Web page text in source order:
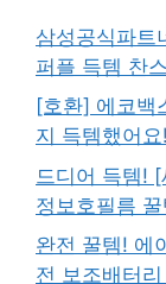
삼성공식파트
퍼플 득템 찬
[호환] 에코백
지 득템했어요!
드디어 득템!
정보호필름
완전 꿀템! 에
전 보조배터